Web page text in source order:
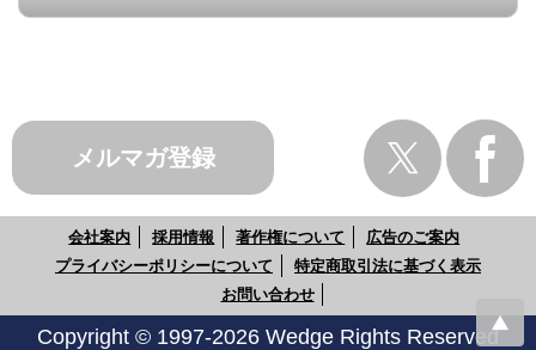
メルマガ登録
会社案内 採用情報 著作権について
広告のご案内
プライバシーポリシーについて
特定商取引法に基づく表示
お問い合わせ
Copyright © 1997-2026 Wedge Rights Reserved